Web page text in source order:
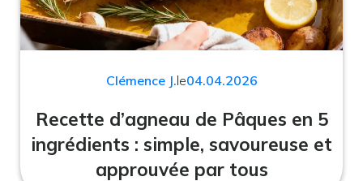
Clémence J.le04.04.2026
Recette d’agneau de Pâques en 5
ingrédients : simple, savoureuse et
approuvée par tous